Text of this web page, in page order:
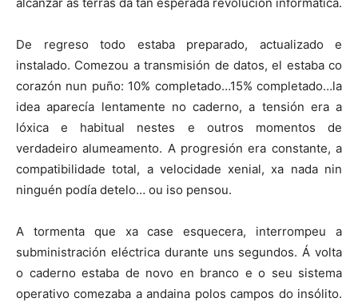
De regreso todo estaba preparado, actualizado e
instalado. Comezou a transmisión de datos, el estaba co
corazón nun puño: 10% completado…15% completado…la
idea aparecía lentamente no caderno, a tensión era a
lóxica e habitual nestes e outros momentos de
verdadeiro alumeamento. A progresión era constante, a
compatibilidade total, a velocidade xenial, xa nada nin
ninguén podía detelo… ou iso pensou.
A tormenta que xa case esquecera, interrompeu a
subministración eléctrica durante uns segundos. Á volta
o caderno estaba de novo en branco e o seu sistema
operativo comezaba a andaina polos campos do insólito.